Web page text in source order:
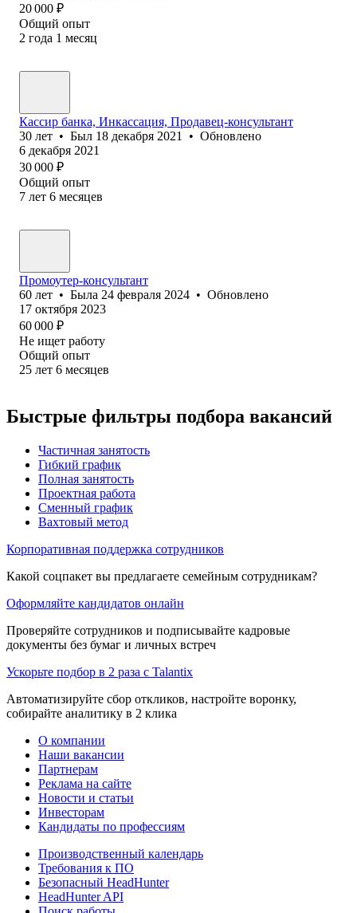
20 000 ₽
Общий опыт
2 года 1 месяц
Кассир банка, Инкассация, Продавец-консультант
30 лет • Был 18 декабря 2021 • Обновлено
6 декабря 2021
30 000 ₽
Общий опыт
7 лет 6 месяцев
Промоутер-консультант
60 лет • Была 24 февраля 2024 • Обновлено
17 октября 2023
60 000 ₽
Не ищет работу
Общий опыт
25 лет 6 месяцев
Быстрые фильтры подбора вакансий
Частичная занятость
Гибкий график
Полная занятость
Проектная работа
Сменный график
Вахтовый метод
Корпоративная поддержка сотрудников
Какой соцпакет вы предлагаете семейным сотрудникам?
Оформляйте кандидатов онлайн
Проверяйте сотрудников и подписывайте кадровые
документы без бумаг и личных встреч
Ускорьте подбор в 2 раза с Talantix
Автоматизируйте сбор откликов, настройте воронку,
собирайте аналитику в 2 клика
О компании
Наши вакансии
Партнерам
Реклама на сайте
Новости и статьи
Инвесторам
Кандидаты по профессиям
Производственный календарь
Требования к ПО
Безопасный HeadHunter
HeadHunter API